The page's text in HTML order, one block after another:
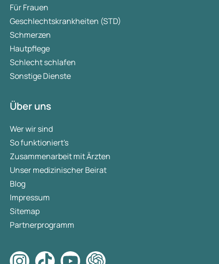
Für Frauen
Geschlechtskrankheiten (STD)
Schmerzen
Hautpflege
Schlecht schlafen
Sonstige Dienste
Über uns
Wer wir sind
So funktioniert's
Zusammenarbeit mit Ärzten
Unser medizinischer Beirat
Blog
Impressum
Sitemap
Partnerprogramm